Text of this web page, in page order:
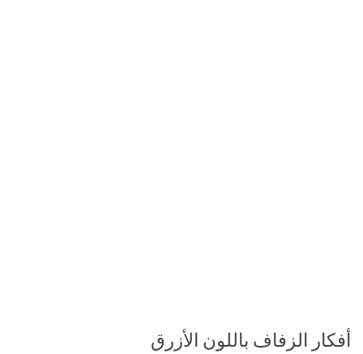
أفكار الزفاف باللون الأزرق